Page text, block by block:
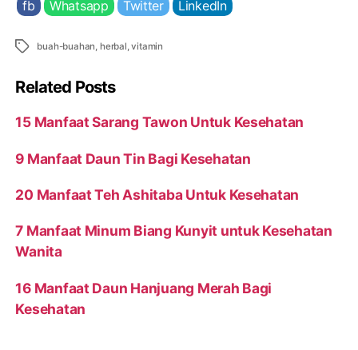
fb Whatsapp Twitter LinkedIn
Tags buah-buahan herbal ,vitamin
Related Posts
15 Manfaat Sarang Tawon Untuk Kesehatan
9 Manfaat Daun Tin Bagi Kesehatan
20 Manfaat Teh Ashitaba Untuk Kesehatan
7 Manfaat Minum Biang Kunyit untuk Kesehatan
Wanita
16 Manfaat Daun Hanjuang Merah Bagi
Kesehatan